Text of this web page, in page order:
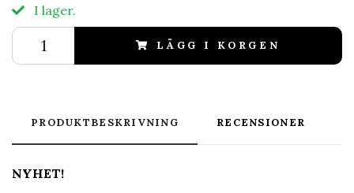
I lager.
LÄGG I KORGEN
PRODUKTBESKRIVNING RECENSIONER
NYHET!